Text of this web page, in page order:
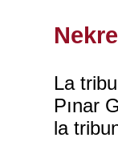
La
Pınar
la